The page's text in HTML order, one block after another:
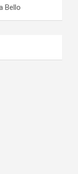
Bello